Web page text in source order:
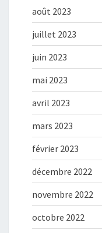
août 2023
juillet 2023
juin 2023
mai 2023
avril 2023
mars 2023
février 2023
décembre 2022
novembre 2022
octobre 2022